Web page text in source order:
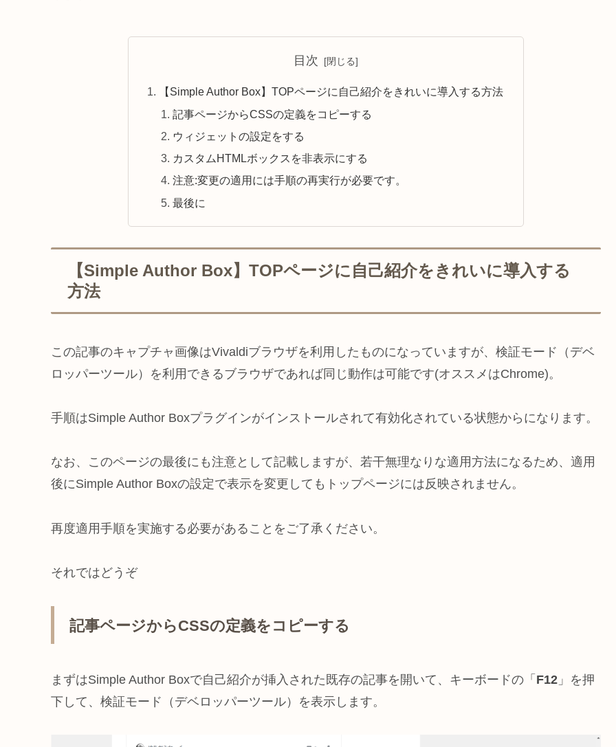
目次
【Simple Author Box】TOPページに自己紹介をきれいに導入する方法
記事ページからCSSの定義をコピーする
ウィジェットの設定をする
カスタムHTMLボックスを非表示にする
注意:変更の適用には手順の再実行が必要です。
最後に
【Simple Author Box】TOPページに自己紹介をきれいに導入する
方法
この記事のキャプチャ画像はVivaldiブラウザを利用したものになっていますが、検証モード（デベ
ロッパーツール）を利用できるブラウザであれば同じ動作は可能です(オススメはChrome)。
手順はSimple Author Boxプラグインがインストールされて有効化されている状態からになります。
なお、このページの最後にも注意として記載しますが、若干無理なりな適用方法になるため、適用
後にSimple Author Boxの設定で表示を変更してもトップページには反映されません。
再度適用手順を実施する必要があることをご了承ください。
それではどうぞ
記事ページからCSSの定義をコピーする
まずはSimple Author Boxで自己紹介が挿入された既存の記事を開いて、キーボードの「 F12 」を押
下して、検証モード（デベロッパーツール）を表示します。